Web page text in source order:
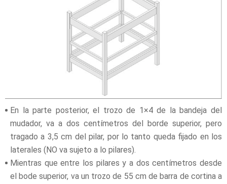
En la parte posterior, el trozo de 1×4 de la bandeja del
mudador, va a dos centímetros del borde superior, pero
tragado a 3,5 cm del pilar, por lo tanto queda fijado en los
laterales (NO va sujeto a lo pilares).
Mientras que entre los pilares y a dos centímetros desde
el bode superior, va un trozo de 55 cm de barra de cortina a